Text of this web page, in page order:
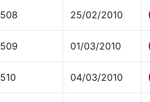
508 25/02/2010
509 01/03/2010
510 04/03/2010